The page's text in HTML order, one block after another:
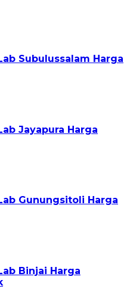
Subulussalam Harga
Jayapura Harga
Gunungsitoli Harga
Binjai Harga